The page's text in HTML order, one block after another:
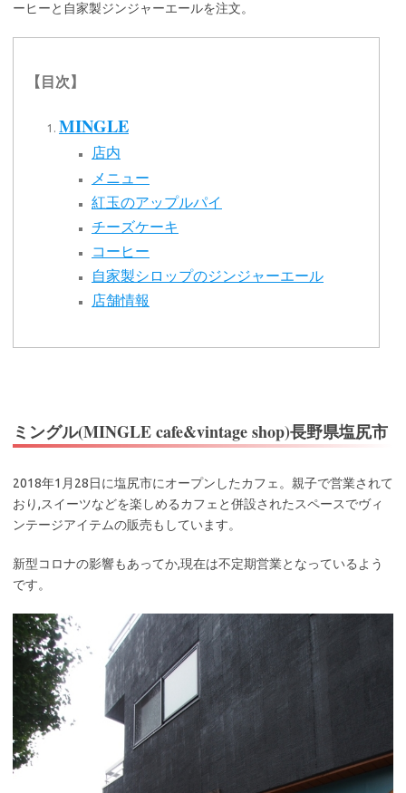
ーヒーと自家製ジンジャーエールを注文。
【目次】
MINGLE
店内
メニュー
紅玉のアップルパイ
チーズケーキ
コーヒー
自家製シロップのジンジャーエール
店舗情報
ミングル(MINGLE cafe&vintage shop)長野県塩尻市
2018年1月28日に塩尻市にオープンしたカフェ。親子で営業されて
おり,スイーツなどを楽しめるカフェと併設されたスペースでヴィ
ンテージアイテムの販売もしています。
新型コロナの影響もあってか,現在は不定期営業となっているよう
です。